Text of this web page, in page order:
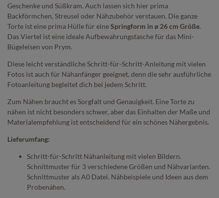
Geschenke und Süßkram. Auch lassen sich hier prima
Backförmchen, Streusel oder Nähzubehör verstauen. Die ganze
Torte ist eine prima Hülle für eineSpringform in ø 26 cm Größe.
Das Viertel ist eine ideale Aufbewahrungstasche für das Mini-
Bügeleisen von Prym.
Diese leicht verständliche Schritt-für-Schritt-Anleitung mit vielen
Fotos ist auch für Nähanfänger geeignet, denn die sehr ausführliche
Fotoanleitung begleitet dich bei jedem Schritt.
Zum Nähen braucht es Sorgfalt und Genauigkeit. Eine Torte zu
nähen ist nicht besonders schwer, aber das Einhalten der Maße und
Materialempfehlung ist entscheidend für ein schönes Nähergebnis.
Lieferumfang:
Schritt-für-Schritt Nähanleitung mit vielen Bildern.
Schnittmuster für 3 verschiedene Größen und Nähvarianten.
Schnittmuster als A0 Datei. Nähbeispiele und Ideen aus dem
Probenähen.